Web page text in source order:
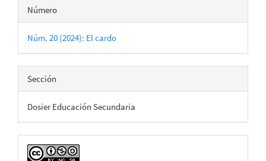
Número
Núm. 20 (2024): El cardo
Sección
Dosier Educación Secundaria